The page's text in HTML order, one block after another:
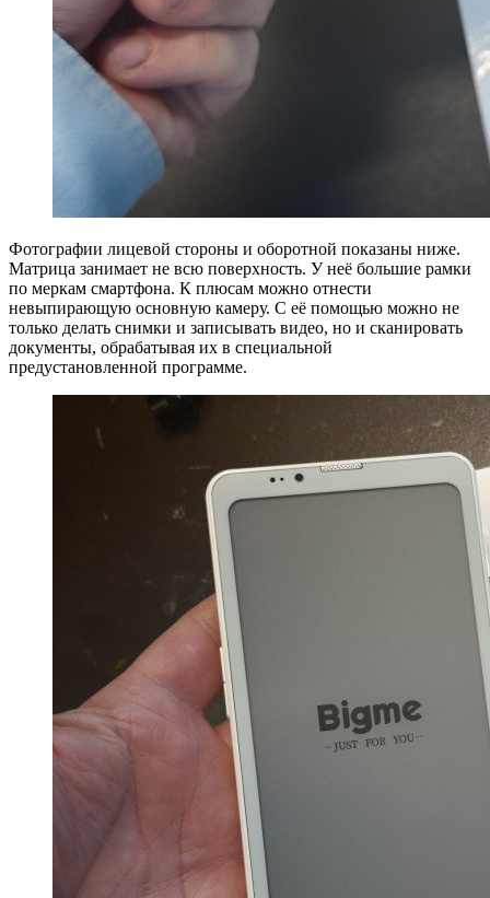
Фотографии лицевой стороны и оборотной показаны ниже.
Матрица занимает не всю поверхность. У неё большие рамки
по меркам смартфона. К плюсам можно отнести
невыпирающую основную камеру. С её помощью можно не
только делать снимки и записывать видео, но и сканировать
документы, обрабатывая их в специальной
предустановленной программе.